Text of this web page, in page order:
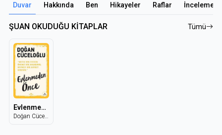
Duvar Hakkında Ben Hikayeler Raflar
ŞUAN OKUDUĞU KİTAPLAR Tümü
Evlenmeden Önce
Doğan Cüceloğlu